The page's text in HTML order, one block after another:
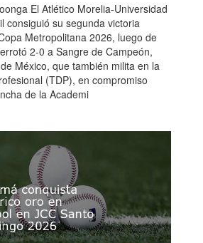
El Atlético Morelia-Universidad
consiguió su segunda victoria
Metropolitana 2026, luego de
2-0 a Sangre de Campeón,
México, que también milita en la
(TDP), en compromiso
de la Academi